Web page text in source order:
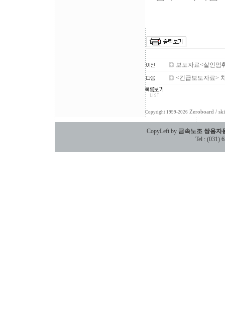
보도자료<살인멈
<긴급보도자료>
Copyright 1999-2026 Zeroboard /
CopyLeft by 금속노조 쌍용자
Tel : (031)